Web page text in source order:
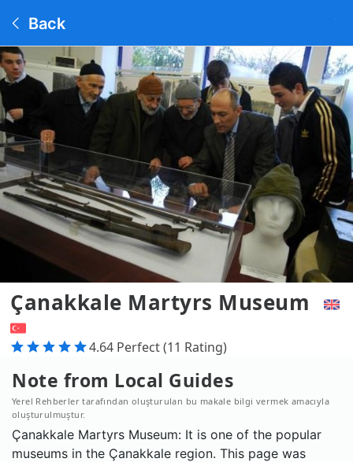
Back
Çanakkale Martyrs Museum
4.64 Perfect (11 Rating)
Note from Local Guides
Yerel Rehberler tarafından oluşturulan bu makale bilgi vermek amacıyla
oluşturulmuştur.
Çanakkale Martyrs Museum: It is one of the popular
museums in the Çanakkale region. This page was